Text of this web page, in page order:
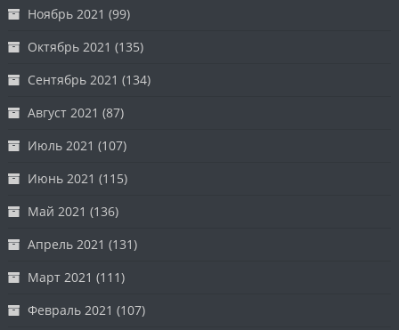
Ноябрь 2021 (99)
Октябрь 2021 (135)
Сентябрь 2021 (134)
Август 2021 (87)
Июль 2021 (107)
Июнь 2021 (115)
Май 2021 (136)
Апрель 2021 (131)
Март 2021 (111)
Февраль 2021 (107)